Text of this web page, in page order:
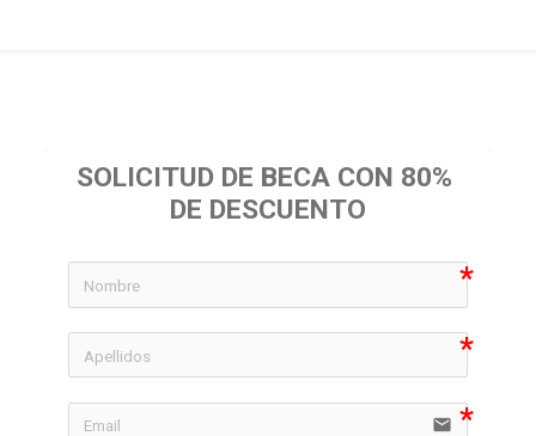
SOLICITUD DE BECA CON 80%
DE DESCUENTO
icon-
icon-
email